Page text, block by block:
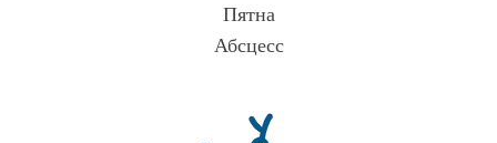
Пятна
Абсцесс